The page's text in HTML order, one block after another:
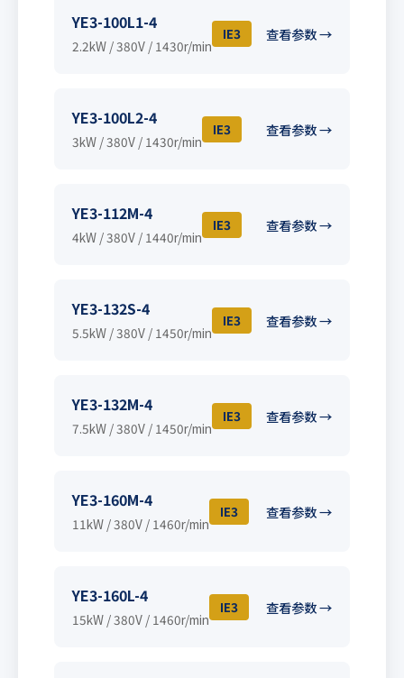
YE3-100L1-4
2.2kW / 380V / 1430r/min
IE3 查看参数 →
YE3-100L2-4
3kW / 380V / 1430r/min
IE3 查看参数 →
YE3-112M-4
4kW / 380V / 1440r/min
IE3 查看参数 →
YE3-132S-4
5.5kW / 380V / 1450r/min
IE3 查看参数 →
YE3-132M-4
7.5kW / 380V / 1450r/min
IE3 查看参数 →
YE3-160M-4
11kW / 380V / 1460r/min
IE3 查看参数 →
YE3-160L-4
15kW / 380V / 1460r/min
IE3 查看参数 →